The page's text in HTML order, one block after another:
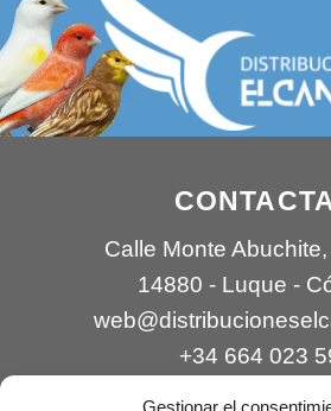
Calle Monte
14880 - Luque -
+34 664 023